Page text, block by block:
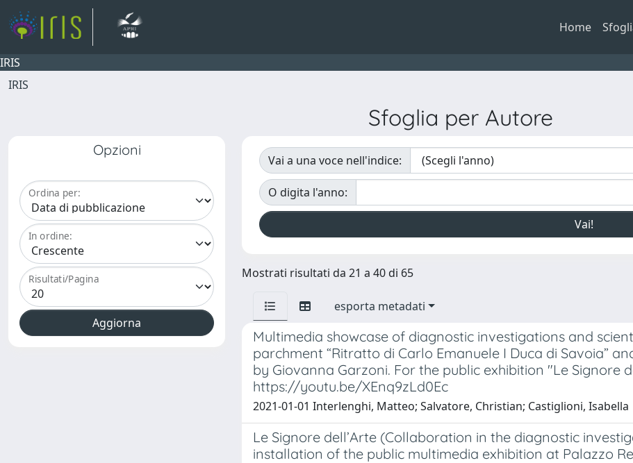
Home
IRIS
IRIS
Sfoglia per Autore
Opzioni
Ordina per:
In ordine:
Risultati/Pagina
Vai a una voce nell'indice:
O digita l'anno:
Mostrati risultati da 21 a 40 di 65
esporta metadati
Multimedia showcase of diagnostic investigations and
parchment “Ritratto di Carlo Emanuele I Duca di Savoia”
by Giovanna Garzoni. For the public exhibition "Le Signore
https://youtu.be/XEnq9zLd0Ec
2021-01-01 Interlenghi, Matteo; Salvatore, Christian; Castiglioni, Isabella
Le Signore dell’Arte (Collaboration in the diagnostic
installation of the public multimedia exhibition at Palazzo